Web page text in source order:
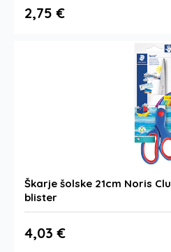
2,75 €
Škarje šolske 21cm Noris
blister
4,03 €